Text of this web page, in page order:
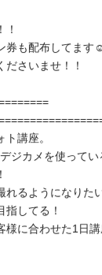
！
券も配布してます
ださいませ！！
講座。
ジカメを使って
れるようになりた
指してる！
様に合わせた1日